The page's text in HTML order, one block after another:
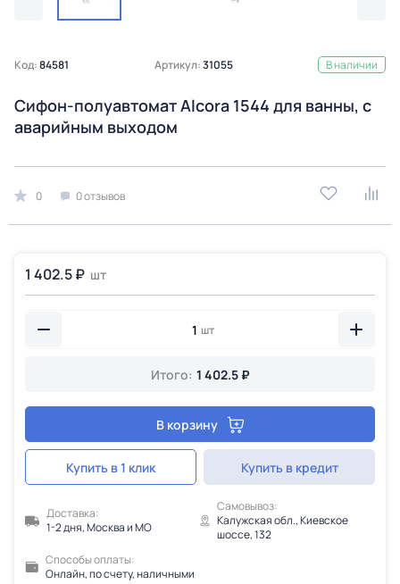
Код:84581 Артикул:31055 В наличии
Сифон-полуавтомат Alcora 1544 для ванны, с
аварийным выходом
0 0 отзывов
1 402.5 ₽ шт
шт
Итого: 1 402.5 ₽
В корзину
Купить в 1 клик Купить в кредит
Доставка:
1-2 дня, Москва и МО
Самовывоз:
Калужская обл., Киевское
шоссе, 132
Способы оплаты:
Онлайн, по счету, наличными